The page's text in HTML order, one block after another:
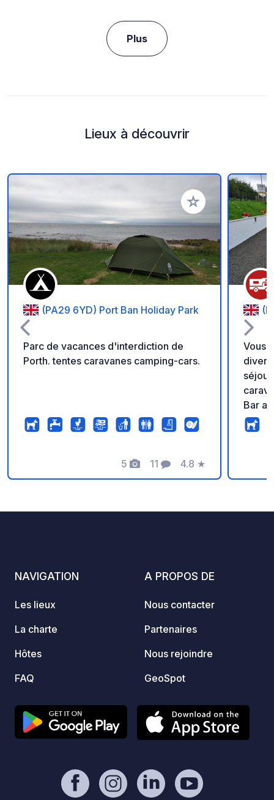
Plus
Lieux à découvrir
Ajouter à vos
(PA29 6YD) Port Ban Holiday Park
Parc de vacances d'interdiction de
Porth. tentes caravanes camping-cars.
5
Photos
11
Commentaires
4.8
Note
★
Vous
Bar
de
une
NAVIGATION
Les lieux
La charte
Hôtes
FAQ
A PROPOS DE
Nous contacter
Partenaires
Nous rejoindre
GeoSpot